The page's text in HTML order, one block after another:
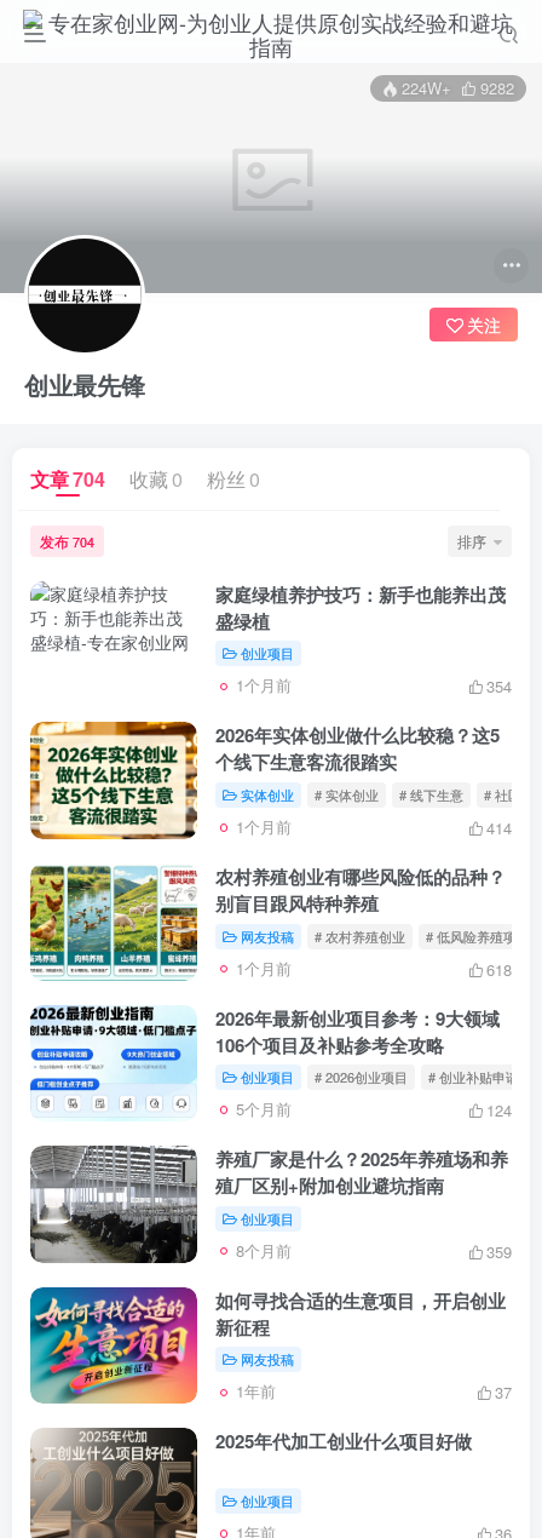
224W+ 9282
创业最先锋
关注
文章704 收藏 0 粉丝 0
发布 704 排序
家庭绿植养护技巧：新手也能养出茂
盛绿植
创业项目
1个月前 354
2026年实体创业做什么比较稳？这5
个线下生意客流很踏实
实体创业 # 实体创业 # 线下生意 # 社区生
1个月前 414
农村养殖创业有哪些风险低的品种？
别盲目跟风特种养殖
网友投稿 # 农村养殖创业 # 低风险养殖项目
1个月前 618
2026年最新创业项目参考：9大领域
106个项目及补贴参考全攻略
创业项目 # 2026创业项目 # 创业补贴申请
5个月前 124
养殖厂家是什么？2025年养殖场和养
殖厂区别+附加创业避坑指南
创业项目
8个月前 359
如何寻找合适的生意项目，开启创业
新征程
网友投稿
1年前 37
2025年代加工创业什么项目好做
创业项目
1年前